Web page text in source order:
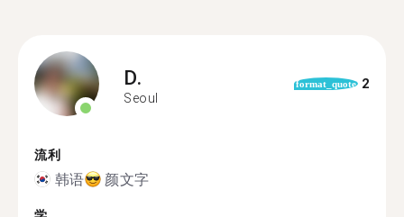
D.
Seoul
format_quote 2
流利
韩语 颜文字